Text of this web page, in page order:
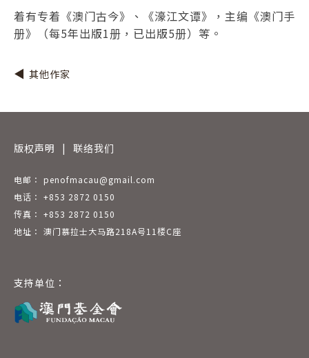
着有专着《澳门古今》、《濠江文谭》，主编《澳门手
册》（每5年出版1册，已出版5册）等。
其他作家
版权声明 | 联络我们
电邮： penofmacau@gmail.com
电话： +853 2872 0150
传真： +853 2872 0150
地址： 澳门慕拉士大马路218A号11楼C座
支持单位：